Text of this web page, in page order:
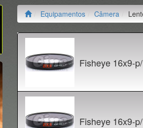
Equipamentos Câmera
Fisheye 16x9-
Fisheye 16x9-